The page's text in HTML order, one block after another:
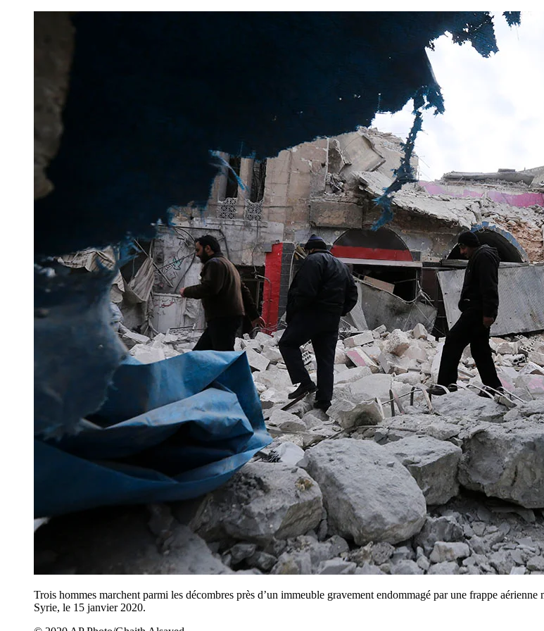
Trois hommes marchent parmi les décombres près d’un immeuble gravement endommagé par une frappe
Syrie, le 15 janvier 2020.